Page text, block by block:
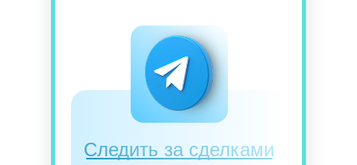
Следить за сделками